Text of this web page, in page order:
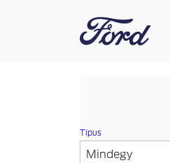
Típus
Mindegy